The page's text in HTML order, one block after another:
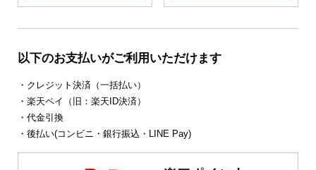
以下のお支払いがご利用いただけます
・クレジット決済（一括払い）
・楽天ペイ（旧：楽天ID決済）
・代金引換
・後払い(コンビニ・銀行振込・LINE Pay)